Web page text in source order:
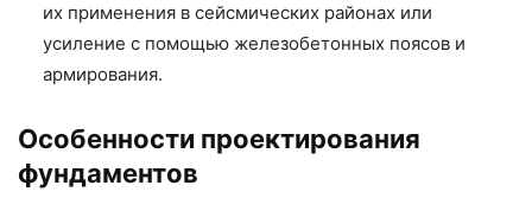
их применения в сейсмических районах или
усиление с помощью железобетонных поясов и
армирования.
Особенности проектирования
фундаментов